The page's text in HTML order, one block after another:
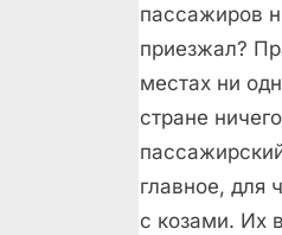
пассажиров
приезжал?
местах ни
стране
главное, для
с козами. Их